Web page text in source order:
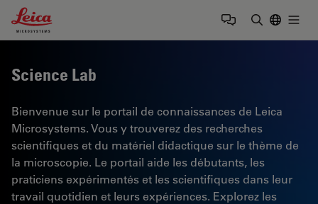
Leica Microsystems Logo
Science Lab
Bienvenue sur le portail de connaissances de Leica
Microsystems. Vous y trouverez des recherches
scientifiques et du matériel didactique sur le thème de
la microscopie. Le portail aide les débutants, les
praticiens expérimentés et les scientifiques dans leur
travail quotidien et leurs expériences. Explorez les